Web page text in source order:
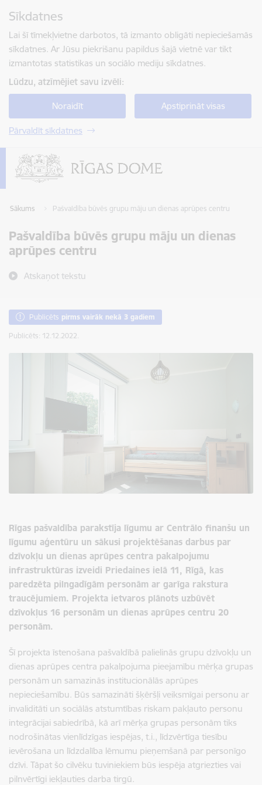
Sīkdatnes
Lai šī tīmekļvietne darbotos, tā izmanto obligāti nepieciešamās
sīkdatnes. Ar Jūsu piekrišanu papildus šajā vietnē var tikt
izmantotas statistikas un sociālo mediju sīkdatnes.
Lūdzu, atzīmējiet savu izvēli:
Noraidīt Apstiprināt visas
Pārvaldīt sīkdatnes
Sākums Pašvaldība būvēs grupu māju un dienas aprūpes centru
Pašvaldība būvēs grupu māju un dienas
aprūpes centru
Atskaņot tekstu
Publicēts pirms vairāk nekā 3 gadiem
Publicēts: 12.12.2022.
Rīgas pašvaldība parakstīja līgumu ar Centrālo finanšu un
līgumu aģentūru un sākusi projektēšanas darbus par
dzīvokļu un dienas aprūpes centra pakalpojumu
infrastruktūras izveidi Priedaines ielā 11, Rīgā, kas
paredzēta pilngadīgām personām ar garīga rakstura
traucējumiem. Projekta ietvaros plānots uzbūvēt
dzīvokļus 16 personām un dienas aprūpes centru 20
personām.
Šī projekta īstenošana pašvaldībā palielinās grupu dzīvokļu un
dienas aprūpes centra pakalpojuma pieejamību mērķa grupas
personām un samazinās institucionālās aprūpes
nepieciešamību. Būs samazināti šķēršļi veiksmīgai personu ar
invaliditāti un sociālās atstumtības riskam pakļauto personu
integrācijai sabiedrībā, kā arī mērķa grupas personām tiks
nodrošinātas vienlīdzīgas iespējas, t.i., līdzvērtīga tiesību
ievērošana un līdzdalība lēmumu pieņemšanā par personīgo
dzīvi. Tāpat šo cilvēku tuviniekiem būs iespēja atgriezties vai
pilnvērtīgi iekļauties darba tirgū.